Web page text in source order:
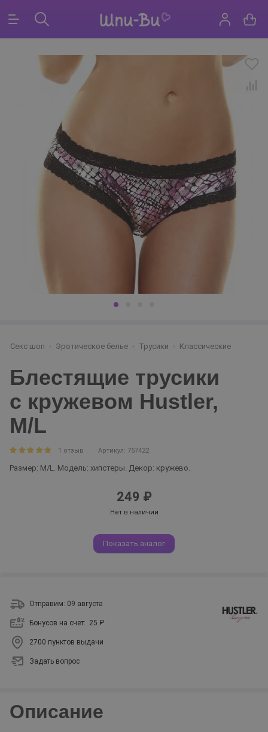
Секс шоп Эротическое белье Трусики Классические
Блестящие трусики
с кружевом Hustler,
M/L
1 отзыв Артикул: 757422
Размер: M/L. Модель: хипстеры. Декор: кружево.
249 ₽
Нет в наличии
Показать аналог
Отправим: 09 августа
Бонусов на счет: 25 ₽
2700 пунктов выдачи
Задать вопрос
Описание